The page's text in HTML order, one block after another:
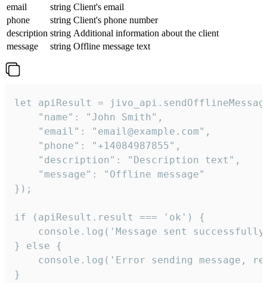
email
string Client's email
phone
string Client's phone number
description string Additional information about the client
message
string Offline message text
let apiResult =
    "name": "John Smith",
    "email": "email@example.com",
    "phone": "+14084987855",
    "description": "Description text",
    "message": "Offline message"
});
if (apiResult.result === 'ok') {
console.log('Message sent
} else {
console.log('Error sending message,
}